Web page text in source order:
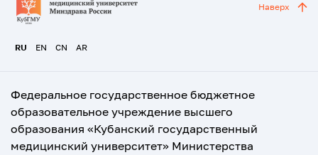
RU EN CN AR
Наверх
Федеральное государственное бюджетное
образовательное учреждение высшего
образования «Кубанский государственный
медицинский университет» Министерства